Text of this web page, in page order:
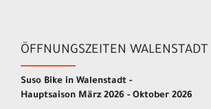
ÖFFNUNGSZEITEN WALENSTADT
Suso Bike in Walenstadt -
Hauptsaison März 2026 - Oktober 2026